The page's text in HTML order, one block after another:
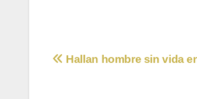
Navegación
Hallan hombre sin vida